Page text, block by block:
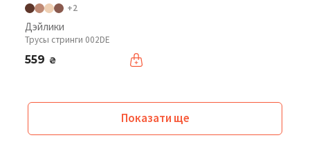
+2
Дэйлики
Трусы стринги 002DE
559 ₴
Показати ще